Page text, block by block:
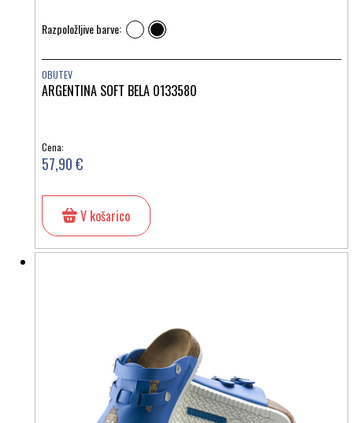
Razpoložljive barve:
OBUTEV
ARGENTINA SOFT BELA 0133580
Cena:
57,90 €
V košarico